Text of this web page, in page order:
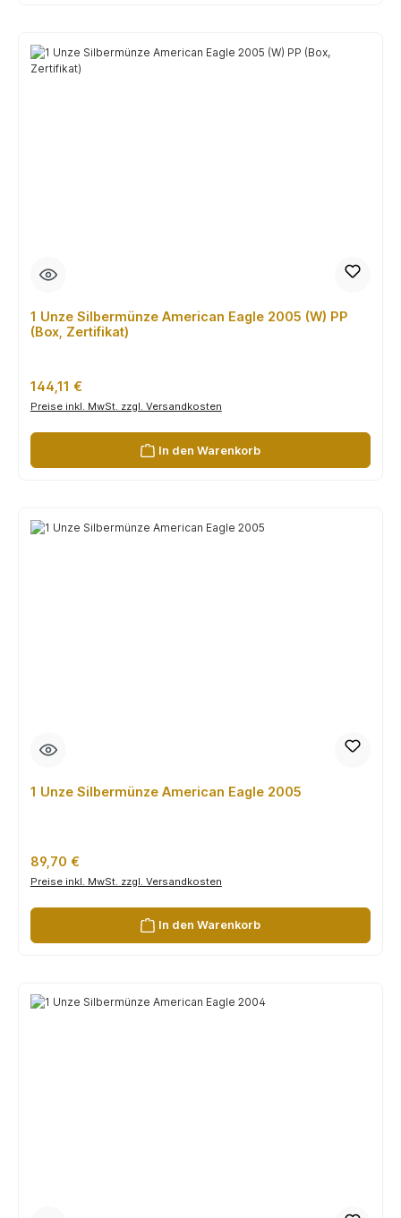
1 Unze Silbermünze American Eagle 2005 (W) PP
(Box, Zertifikat)
Regulärer Preis:
144,11 €
Preise inkl. MwSt. zzgl. Versandkosten
In den Warenkorb
1 Unze Silbermünze American Eagle 2005
Regulärer Preis:
89,70 €
Preise inkl. MwSt. zzgl. Versandkosten
In den Warenkorb